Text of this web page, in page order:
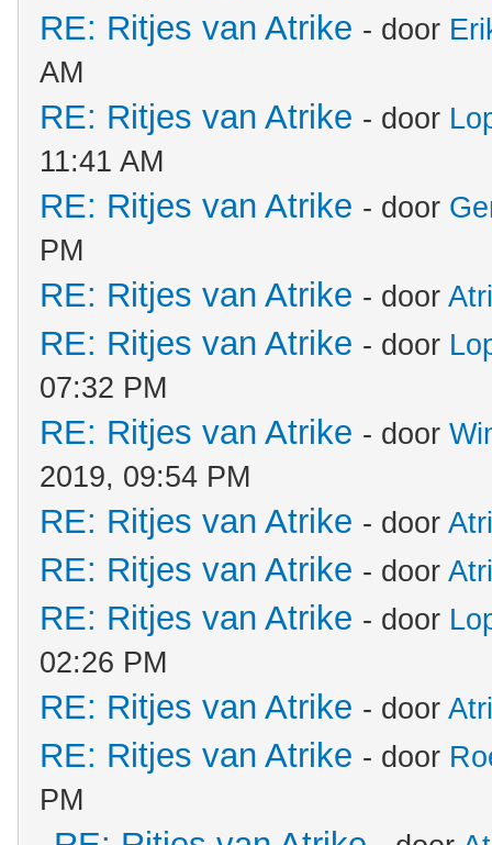
RE: Ritjes van Atrike - door
AM
RE: Ritjes van Atrike - door
11:41 AM
RE: Ritjes van Atrike - door
PM
RE: Ritjes van Atrike - door
RE: Ritjes van Atrike - door
07:32 PM
RE: Ritjes van Atrike - door
2019, 09:54 PM
RE: Ritjes van Atrike - door
RE: Ritjes van Atrike - door
RE: Ritjes van Atrike - door
02:26 PM
RE: Ritjes van Atrike - door
RE: Ritjes van Atrike - door
PM